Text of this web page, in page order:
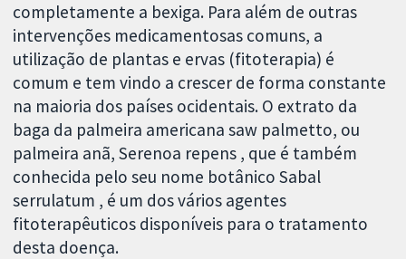
completamente a bexiga. Para além de outras
intervenções medicamentosas comuns, a
utilização de plantas e ervas (fitoterapia) é
comum e tem vindo a crescer de forma constante
na maioria dos países ocidentais. O extrato da
baga da palmeira americana saw palmetto, ou
palmeira anã, Serenoa repens , que é também
conhecida pelo seu nome botânico Sabal
serrulatum , é um dos vários agentes
fitoterapêuticos disponíveis para o tratamento
desta doença.